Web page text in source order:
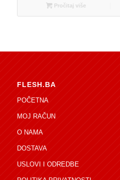
Pročitaj više
FLESH.BA
POČETNA
MOJ RAČUN
O NAMA
DOSTAVA
USLOVI I ODREDBE